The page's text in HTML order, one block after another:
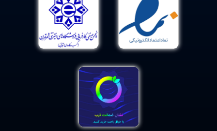
گیاهی محسوب می‌شود که با حاوی بودن از خار مریم در
ترکیب خود مشکلات و التهابات کبدی را درمان می‌کند و مانع
از بروز سرطان کبد می‌شود. این دارو با تأثیرات پیشگیرانه‌ای
که دارد از سلول‌های کبدی محافظت کرده و مشکلات کبدی را
بهبود می‌بخشد. علاوه بر مشکلات کبدی در درمان ناراحتی‌های
طحال، کیسه صفرا و همچنین روده مؤثر است و در جلوگیری از
سرطان‌های رحم، سینه و پروستات کمک می‌کند.
خار مریم حاوی سیلی مارین است که با خاصیت
آنتی‌اکسیدانی خود تأثیرات رادیکال‌های آزاد را از بین برده و